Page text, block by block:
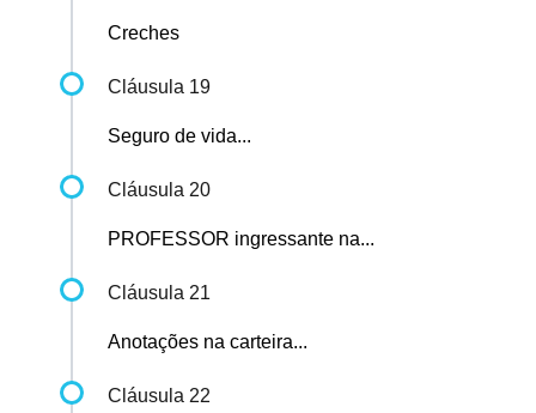
Creches
Cláusula 19
Seguro de vida...
Cláusula 20
PROFESSOR ingressante na...
Cláusula 21
Anotações na carteira...
Cláusula 22